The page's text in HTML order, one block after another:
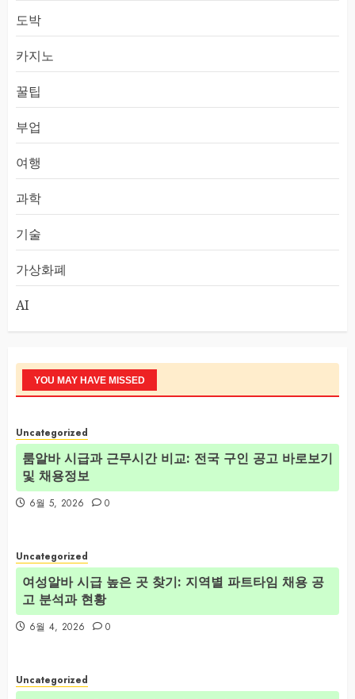
도박
카지노
꿀팁
부업
여행
과학
기술
가상화폐
AI
YOU MAY HAVE MISSED
Uncategorized
룸알바 시급과 근무시간 비교: 전국 구인 공고 바로보기
및 채용정보
6월 5, 2026 0
Uncategorized
여성알바 시급 높은 곳 찾기: 지역별 파트타임 채용 공
고 분석과 현황
6월 4, 2026 0
Uncategorized